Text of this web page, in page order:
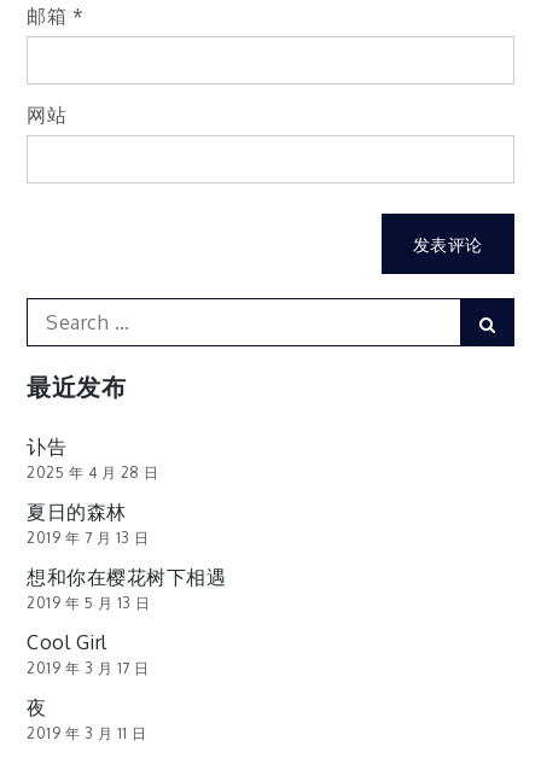
邮箱 *
网站
Search
for:
最近发布
讣告
2025 年 4 月 28 日
夏日的森林
2019 年 7 月 13 日
想和你在樱花树下相遇
2019 年 5 月 13 日
Cool Girl
2019 年 3 月 17 日
夜
2019 年 3 月 11 日